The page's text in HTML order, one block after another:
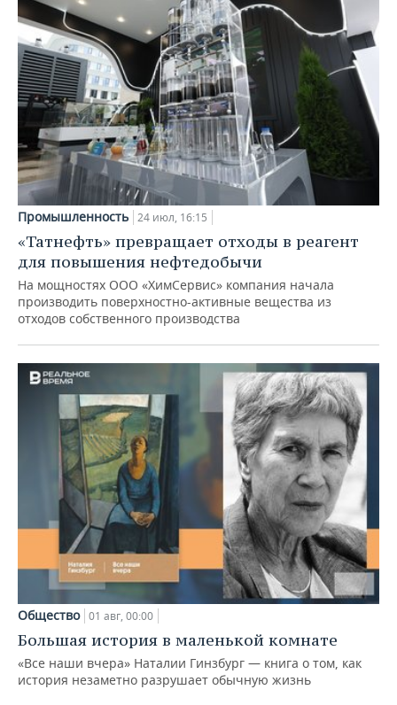
Промышленность 24 июл, 16:15
«Татнефть» превращает отходы в реагент
для повышения нефтедобычи
На мощностях ООО «ХимСервис» компания начала
производить поверхностно-активные вещества из
отходов собственного производства
Общество 01 авг, 00:00
Большая история в маленькой комнате
«Все наши вчера» Наталии Гинзбург — книга о том, как
история незаметно разрушает обычную жизнь